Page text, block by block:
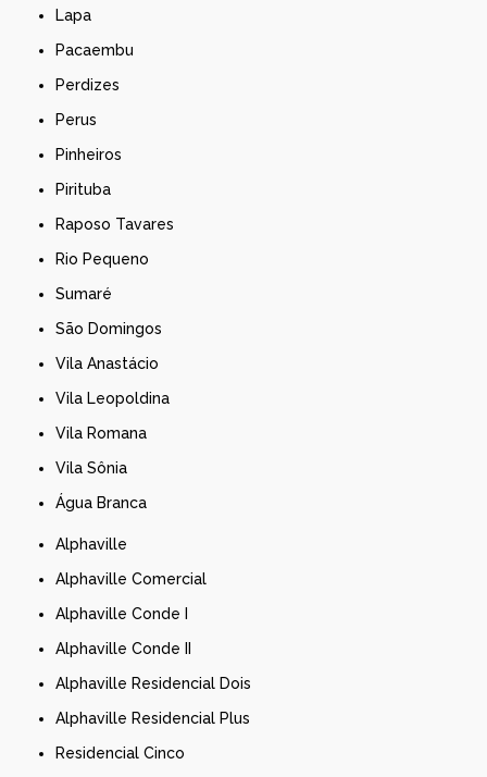
Lapa
Pacaembu
Perdizes
Perus
Pinheiros
Pirituba
Raposo Tavares
Rio Pequeno
Sumaré
São Domingos
Vila Anastácio
Vila Leopoldina
Vila Romana
Vila Sônia
Água Branca
Alphaville
Alphaville Comercial
Alphaville Conde I
Alphaville Conde II
Alphaville Residencial Dois
Alphaville Residencial Plus
Residencial Cinco